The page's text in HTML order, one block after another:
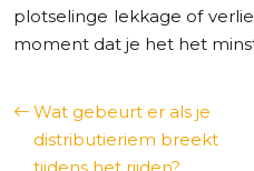
plotselinge lekkage of
moment dat je het het
Wat gebeurt er als je
distributieriem breekt